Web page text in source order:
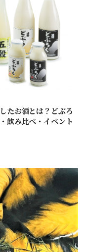
たお酒とは？どぶろ
飲み比べ・イベント